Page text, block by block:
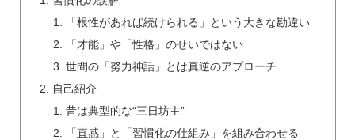
「根性があれば続けられる」という大きな勘違い
「才能」や「性格」のせいではない
世間の「努力神話」とは真逆のアプローチ
自己紹介
昔は典型的な“三日坊主”
「直感」と「習慣化の仕組み」を組み合わせる